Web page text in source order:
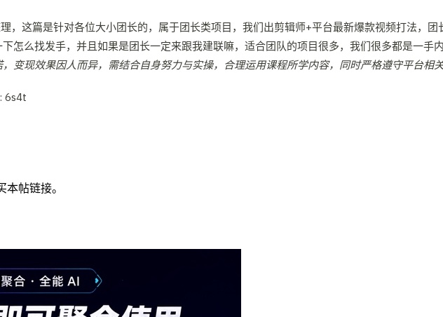
，这篇是针对各位大小团长的，属于团长类项目，我们出剪辑师+平台最新爆款视频打法，
怎么找发手，并且如果是团长一定来跟我建联嘛，适合团队的项目很多，我们很多都是一手内
变现效果因人而异，需结合自身努力与实操，合理运用课程所学内容，同时严格遵守平台相
6s4t
帖链接。